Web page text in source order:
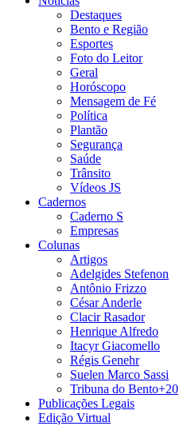
Destaques
Bento e Região
Esportes
Foto do Leitor
Geral
Horóscopo
Mensagem de Fé
Política
Plantão
Segurança
Saúde
Trânsito
Vídeos JS
Cadernos
Caderno S
Empresas
Colunas
Artigos
Adelgides Stefenon
Antônio Frizzo
César Anderle
Clacir Rasador
Henrique Alfredo
Itacyr Giacomello
Régis Genehr
Suelen Marco Sassi
Tribuna do Bento+20
Publicações Legais
Edição Virtual